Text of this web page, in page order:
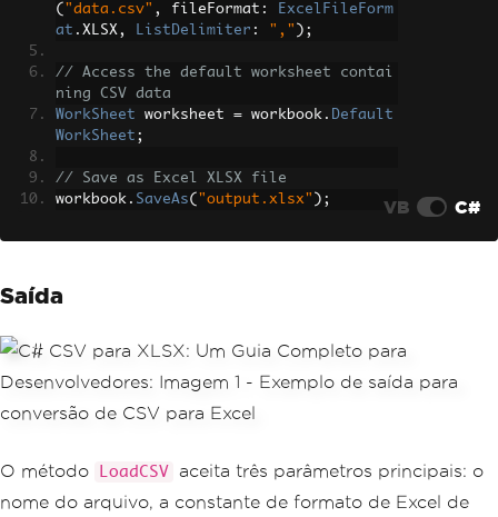
( "data.csv" , fileFormat :
ExcelFileForm
at . XLSX, ListDelimiter : "," );
// Access the default worksheet contai
ning CSV data
WorkSheet worksheet = workbook . Default
WorkSheet ;
// Save as Excel XLSX file
workbook . SaveAs( "output.xlsx" ); VB C#
Saída
O método LoadCSV
aceita três parâmetros principais: o
nome do arquivo, a constante de formato de Excel de